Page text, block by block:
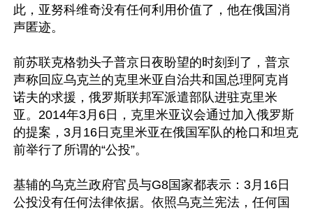
此，亚努科维奇没有任何利用价值了，他在俄国消
声匿迹。
前苏联克格勃头子普京日夜盼望的时刻到了，普京
声称回应乌克兰的克里米亚自治共和国总理阿克肖
诺夫的求援，俄罗斯联邦军派遣部队进驻克里米
亚。2014年3月6日，克里米亚议会通过加入俄罗斯
的提案，3月16日克里米亚在俄国军队的枪口和坦克
前举行了所谓的“公投”。
基辅的乌克兰政府官员与G8国家都表示：3月16日
公投没有任何法律依据。依照乌克兰宪法，任何国